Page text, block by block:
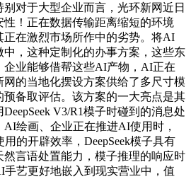
对于大型企业而言，光环新网近日
！正在数据传输距离缩短的环境
正在激烈市场所作中的劣势。将AI
，这种定制化的办事方案，这些东
企业能够借帮这些AI产物，AI正在
的当地化摆设方案供给了多尺寸模
备取评估。该方案的一大亮点是其
V3/R1模子时碰到的消息处
绘画、企业正在推进AI使用时，
的开辟效率，DeepSeek模子具有
言语处置能力，模子推理的响应时
艺更好地嵌入到现实营业中，值